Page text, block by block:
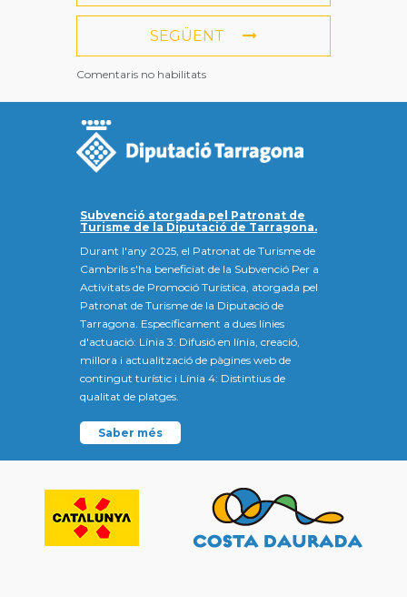
SEGÜENT
Comentaris no habilitats
Subvenció atorgada pel Patronat de
Turisme de la Diputació de Tarragona.
Durant l'any 2025, el Patronat de Turisme de
Cambrils s'ha beneficiat de la Subvenció Per a
Activitats de Promoció Turística, atorgada pel
Patronat de Turisme de la Diputació de
Tarragona. Específicament a dues línies
d'actuació: Línia 3: Difusió en línia, creació,
millora i actualització de pàgines web de
contingut turístic i Línia 4: Distintius de
qualitat de platges.
Saber més